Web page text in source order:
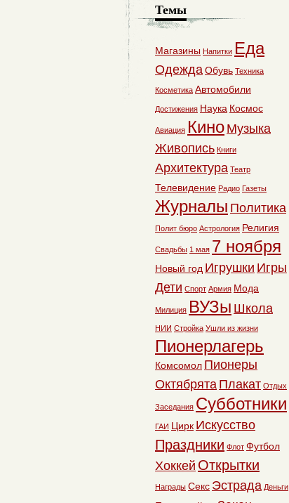
Темы
Магазины Напитки Еда
ОдеждаОбувь Техника
Косметика Автомобили
Достижения Наука Космос
Авиация Кино Музыка
Живопись Книги
Архитектура Театр
Телевидение Радио Газеты
Журналы Политика
Полит бюро Астрология Религия
Свадьбы 1 мая 7 ноября
Новый год Игрушки Игры
Дети Спорт Армия Мода
Милиция ВУЗы Школа
НИИ Стройка Ушли из жизни
Пионерлагерь
Комсомол Пионеры
Октябрята Плакат Отдых
Заседания Субботники
ГАИ Цирк Искусство
Праздники Флот Футбол
Хоккей Открытки
Награды Секс Эстрада Деньги